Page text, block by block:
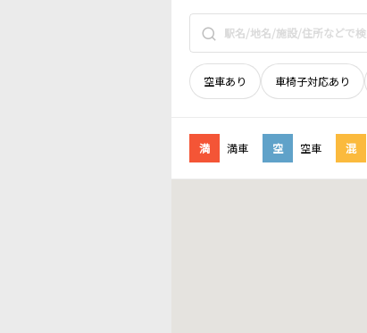
空車あり 車椅子対応あり
満 満車 空 空車 混